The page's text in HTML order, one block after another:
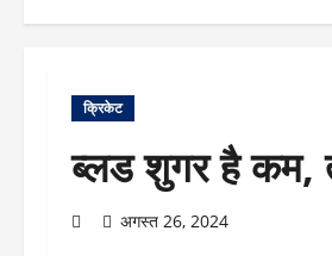
क्रिकेट
ब्लड शुगर है कम,
अगस्त 26, 2024